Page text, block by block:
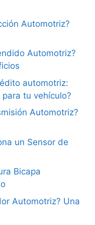
Automotriz?
Automotriz?
automotriz:
tu vehículo?
Automotriz?
un Sensor de
Bicapa
Automotriz? Una